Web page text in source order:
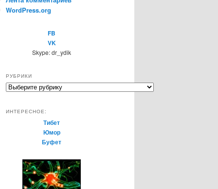
WordPress.org
FB
VK
Skype: dr_ydik
РУБРИКИ
Р
р
ИНТЕРЕСНОЕ:
Тибет
Юмор
Буфет